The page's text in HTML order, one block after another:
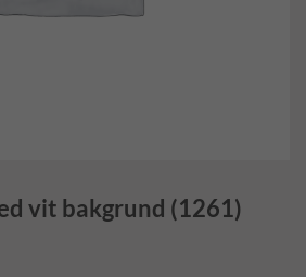
vit bakgrund (1261)